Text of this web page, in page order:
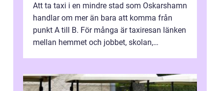
Att ta taxi i en mindre stad som Oskarshamn
handlar om mer än bara att komma från
punkt A till B. För många är taxiresan länken
mellan hemmet och jobbet, skolan,